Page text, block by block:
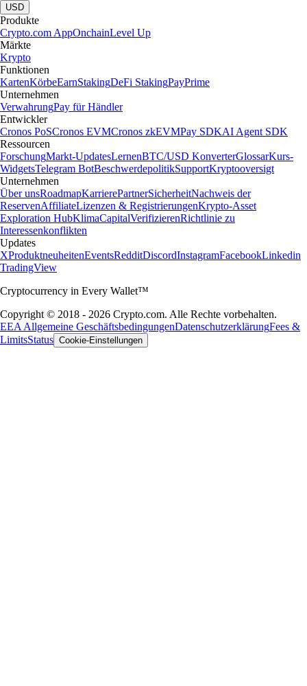
USD
Produkte
Crypto.com AppOnchainLevel Up
Märkte
Krypto
Funktionen
KartenKörbeEarnStakingDeFi StakingPayPrime
Unternehmen
VerwahrungPay für Händler
Entwickler
Cronos PoSCronos EVMCronos zkEVMPay SDKAI Agent SDK
Ressourcen
ForschungMarkt-UpdatesLernenBTC/USD KonverterGlossarKurs-
WidgetsTelegram BotBeschwerdepolitikSupportKryptooversigt
Unternehmen
Über unsRoadmapKarrierePartnerSicherheitNachweis der
ReservenAffiliateLizenzen & RegistrierungenKrypto-Asset
Exploration HubKlimaCapitalVerifizierenRichtlinie zu
Interessenkonflikten
Updates
XProduktneuheitenEventsRedditDiscordInstagramFacebookLinkedin
TradingView
Cryptocurrency in Every Wallet™
Copyright © 2018 - 2026 Crypto.com. Alle Rechte vorbehalten.
EEA Allgemeine GeschäftsbedingungenDatenschutzerklärungFees &
LimitsStatus Cookie-Einstellungen